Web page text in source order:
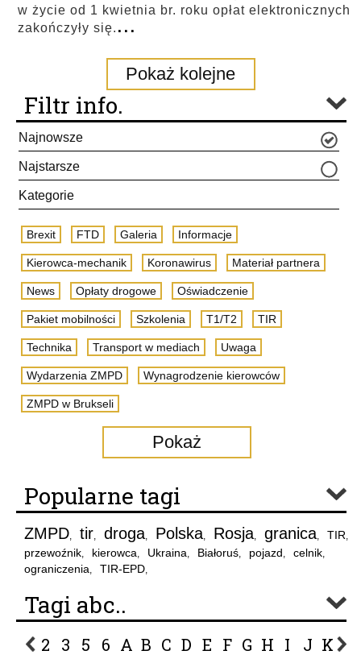
w życie od 1 kwietnia br. roku opłat elektronicznych
zakończyły się....
Pokaż kolejne
Filtr info.
Najnowsze
Najstarsze
Kategorie
Brexit FTD Galeria Informacje
Kierowca-mechanik Koronawirus Materiał partnera
News Opłaty drogowe Oświadczenie
Pakiet mobilności Szkolenia T1/T2 TIR
Technika Transport w mediach Uwaga
Wydarzenia ZMPD Wynagrodzenie kierowców
ZMPD w Brukseli
Pokaż
Popularne tagi
ZMPD, tir, droga, Polska, Rosja, granica, TIR,
przewoźnik, kierowca, Ukraina, Białoruś, pojazd, celnik,
ograniczenia, TIR-EPD,
Tagi abc..
2 3 5 6 A B C D E F G H I J K L